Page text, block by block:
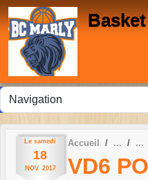
Le samedi
18
NOV. 2017
Accueil
VD6
Panneau de gestion des